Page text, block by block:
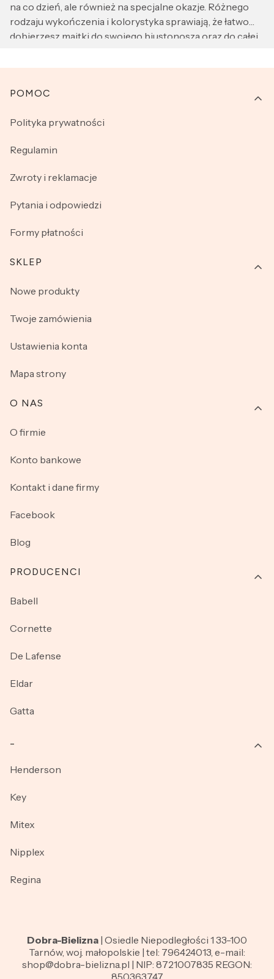
na co dzień, ale również na specjalne okazje. Różnego
rodzaju wykończenia i kolorystyka sprawiają, że łatwo
dobierzesz majtki do swojego biustonosza oraz do całej
wysokogatunkowej bawełny gwarantują komfort
Twojego ciała. Dzięki wysokiej jakości - zakupione w
atrakcyjny wygląd, nawet po wielu praniach. Zaskocz nie
spośród pięknych i zmysłowych majtek z naszej kolekcji.
Zapoznaj się z naszą kolekcją brazylian i wypełnij swoją
Linki w stopce
POMOC
Polityka prywatności
Regulamin
Zwroty i reklamacje
Pytania i odpowiedzi
Formy płatności
SKLEP
Nowe produkty
Twoje zamówienia
Ustawienia konta
Mapa strony
O NAS
O firmie
Konto bankowe
Kontakt i dane firmy
Facebook
Blog
PRODUCENCI
Babell
Cornette
De Lafense
Eldar
Gatta
Henderson
Key
Mitex
Nipplex
Regina
Dobra-Bielizna | Osiedle Niepodległości 1 33-100
Tarnów, woj. małopolskie | tel: 796424013, e-mail:
shop@dobra-bielizna.pl | NIP: 8721007835 REGON:
850363747